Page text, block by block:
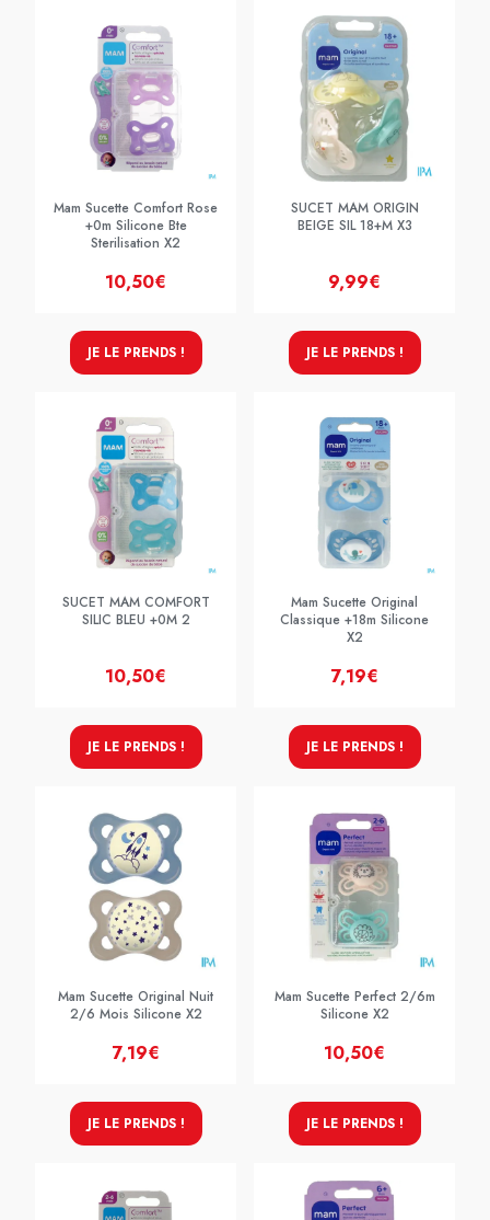
Mam Sucette Comfort Rose
+0m Silicone Bte
Sterilisation X2
10,50€
JE LE PRENDS !
SUCET MAM ORIGIN
BEIGE SIL 18+M X3
9,99€
JE LE PRENDS !
SUCET MAM COMFORT
SILIC BLEU +0M 2
10,50€
JE LE PRENDS !
Mam Sucette Original
Classique +18m Silicone
X2
7,19€
JE LE PRENDS !
Mam Sucette Original Nuit
2/6 Mois Silicone X2
7,19€
JE LE PRENDS !
Mam Sucette Perfect 2/6m
Silicone X2
10,50€
JE LE PRENDS !